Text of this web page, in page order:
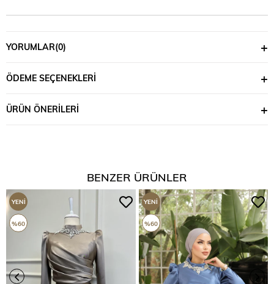
YORUMLAR(0)
ÖDEME SEÇENEKLERI
ÜRÜN ÖNERILERI
BENZER ÜRÜNLER
YENI
ÜRÜN
%60
YENI
ÜRÜN
%60